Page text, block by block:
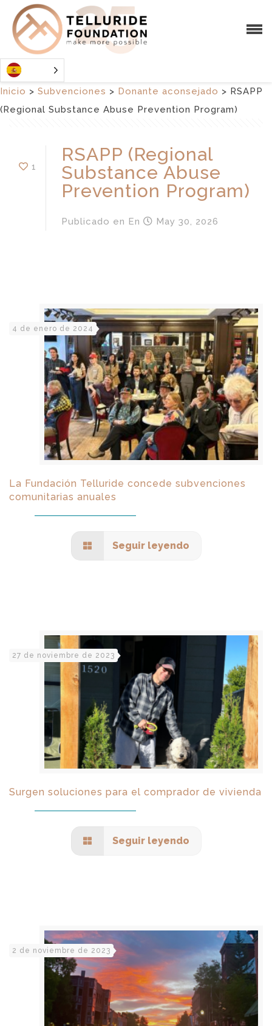
Inicio > Subvenciones > Donante aconsejado > RSAPP
(Regional Substance Abuse Prevention Program)
1
RSAPP (Regional
Substance Abuse
Prevention Program)
Publicado en En May 30, 2026
4 de enero de 2024
La Fundación Telluride concede subvenciones
comunitarias anuales
Seguir leyendo
27 de noviembre de 2023
Surgen soluciones para el comprador de vivienda
Seguir leyendo
2 de noviembre de 2023